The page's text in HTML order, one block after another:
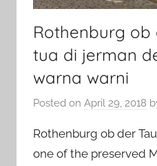
Rothenburg ob
tua di jerman
warna warni
Posted on April 29, 2018
Rothenburg ob der
one of the preserved